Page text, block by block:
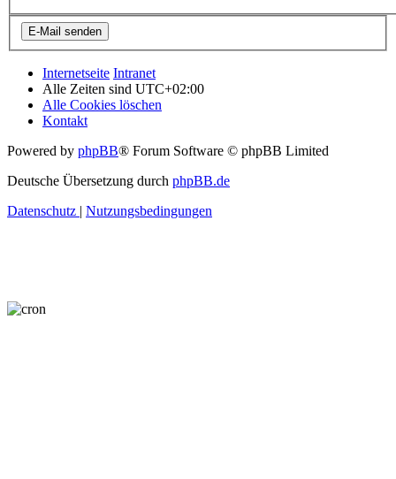
Internetseite Intranet
Alle Zeiten sind UTC+02:00
Alle Cookies löschen
Kontakt
Powered by phpBB® Forum Software © phpBB Limited
Deutsche Übersetzung durch phpBB.de
Datenschutz | Nutzungsbedingungen